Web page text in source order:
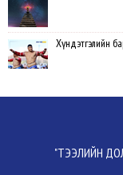
Хүндэтгэлийн
Улсын цол,
Үндэсний
"ТЭЭЛИЙН